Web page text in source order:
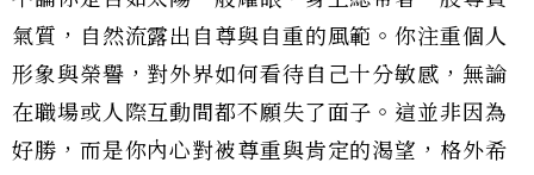
氣質，自然流露出自尊與自重的風範。你注重個人
形象與榮譽，對外界如何看待自己十分敏感，無論
在職場或人際互動間都不願失了面子。這並非因為
好勝，而是你內心對被尊重與肯定的渴望，格外希